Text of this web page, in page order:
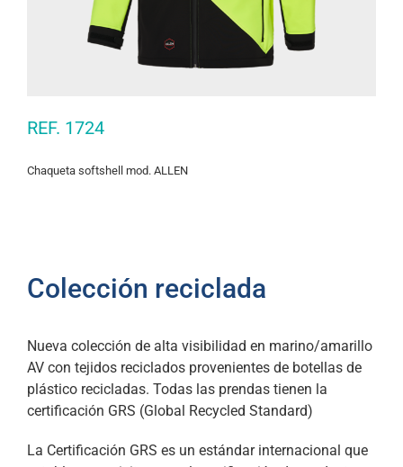
REF. 1724
Chaqueta softshell mod. ALLEN
Colección reciclada
Nueva colección de alta visibilidad en marino/amarillo
AV con tejidos reciclados provenientes de botellas de
plástico recicladas. Todas las prendas tienen la
certificación GRS (Global Recycled Standard)
La Certificación GRS es un estándar internacional que